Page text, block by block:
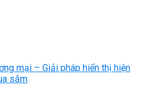
mại – Giải pháp hiển thị hiện
sắm